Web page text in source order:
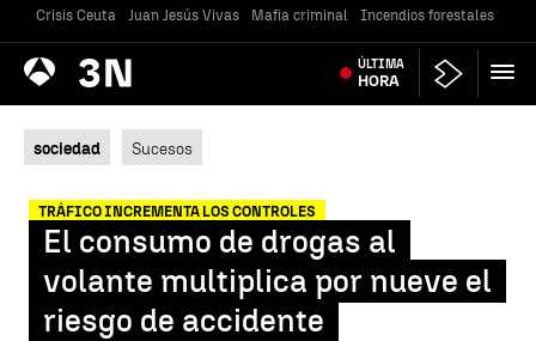
Crisis Ceuta Juan Jesús Vivas Mafia criminal Incendios forestales
Antena
3 Noticias ÚLTIMA
HORA
sociedad Sucesos
TRÁFICO INCREMENTA LOS CONTROLES
El consumo de drogas al
volante multiplica por nueve el
riesgo de accidente